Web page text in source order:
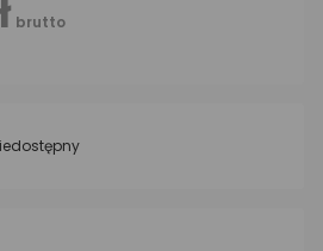
brutto